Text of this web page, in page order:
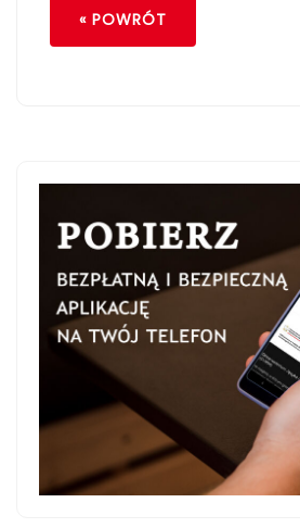
« POWRÓT